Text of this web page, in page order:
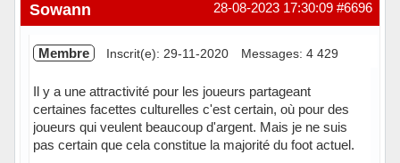
#6696
28-08-2023 17:30:09
Sowann
Membre Inscrit(e): 29-11-2020 Messages: 4 429
Il y a une attractivité pour les joueurs partageant
certaines facettes culturelles c'est certain, où pour des
joueurs qui veulent beaucoup d'argent. Mais je ne suis
pas certain que cela constitue la majorité du foot actuel.